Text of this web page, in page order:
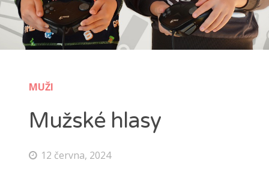
MUŽI
Mužské hlasy
12 června, 2024